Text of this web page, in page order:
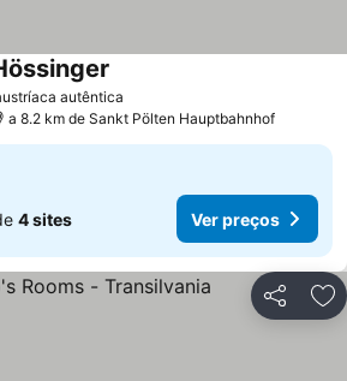
autêntica
a 8.2 km de Sankt Pölten Hauptbahnhof
4 sites Ver preços
Partilhar